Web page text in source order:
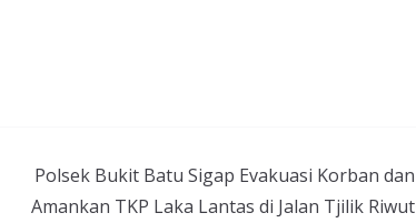
Polsek Bukit Batu Sigap Evakuasi Korban dan
Amankan TKP Laka Lantas di Jalan Tjilik Riwut